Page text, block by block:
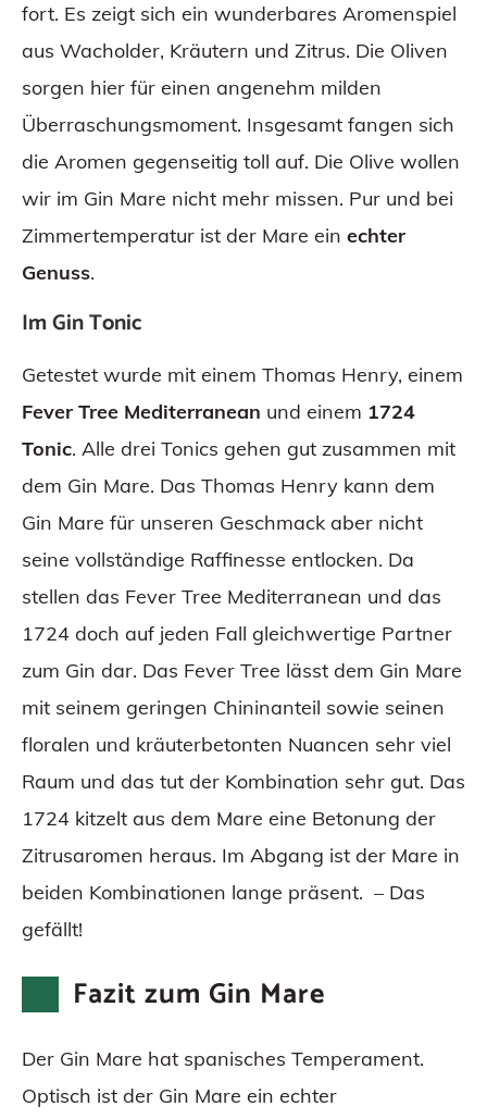
fort. Es zeigt sich ein wunderbares Aromenspiel
aus Wacholder, Kräutern und Zitrus. Die Oliven
sorgen hier für einen angenehm milden
Überraschungsmoment. Insgesamt fangen sich
die Aromen gegenseitig toll auf. Die Olive wollen
wir im Gin Mare nicht mehr missen. Pur und bei
Zimmertemperatur ist der Mare ein echter
Genuss.
Im Gin Tonic
Getestet wurde mit einem Thomas Henry, einem
Fever Tree Mediterranean und einem 1724
Tonic. Alle drei Tonics gehen gut zusammen mit
dem Gin Mare. Das Thomas Henry kann dem
Gin Mare für unseren Geschmack aber nicht
seine vollständige Raffinesse entlocken. Da
stellen das Fever Tree Mediterranean und das
1724 doch auf jeden Fall gleichwertige Partner
zum Gin dar. Das Fever Tree lässt dem Gin Mare
mit seinem geringen Chininanteil sowie seinen
floralen und kräuterbetonten Nuancen sehr viel
Raum und das tut der Kombination sehr gut. Das
1724 kitzelt aus dem Mare eine Betonung der
Zitrusaromen heraus. Im Abgang ist der Mare in
beiden Kombinationen lange präsent. – Das
gefällt!
Fazit zum Gin Mare
Der Gin Mare hat spanisches Temperament.
Optisch ist der Gin Mare ein echter